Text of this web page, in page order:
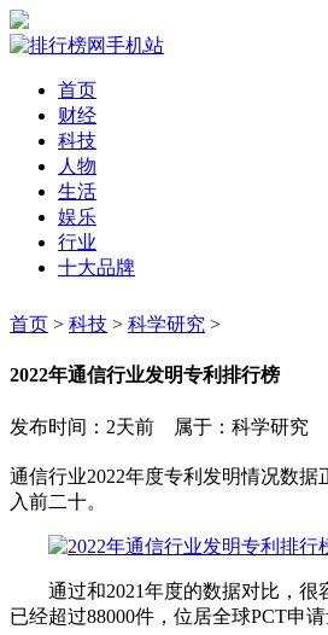
首页
财经
科技
人物
生活
娱乐
行业
十大品牌
首页 > 科技 > 科学研究 >
2022年通信行业发明专利排行榜
发布时间：2天前 属于：科学研究
通信行业2022年度专利发明情况数
入前二十。
通过和2021年度的数据对比，很容
已经超过88000件，位居全球PCT申